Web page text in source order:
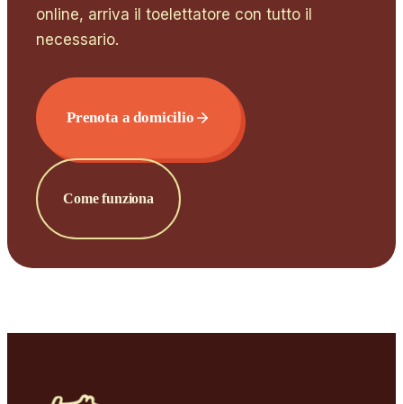
online, arriva il toelettatore con tutto il
necessario.
Prenota a domicilio
Come funziona